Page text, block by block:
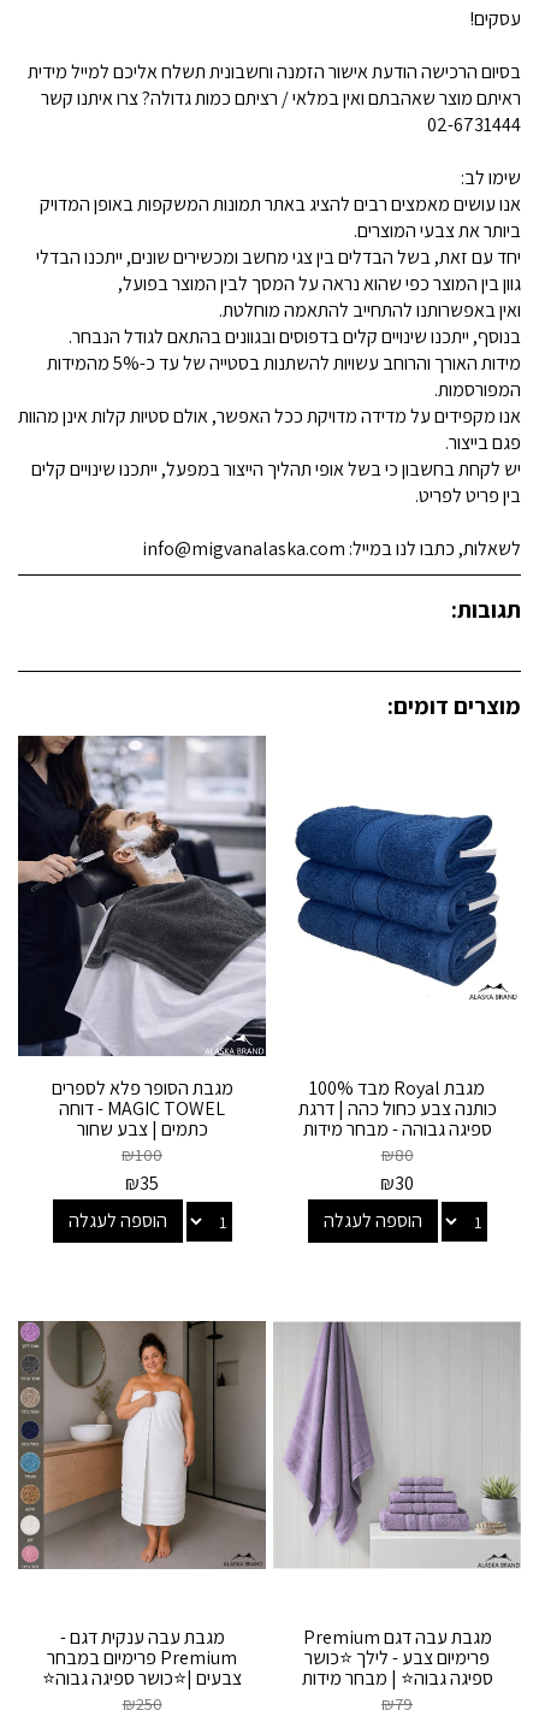
עסקים!
בסיום הרכישה הודעת אישור הזמנה וחשבונית תשלח אליכם למייל מידית
ראיתם מוצר שאהבתם ואין במלאי / רציתם כמות גדולה? צרו איתנו קשר
02-6731444
שימו לב:
אנו עושים מאמצים רבים להציג באתר תמונות המשקפות באופן המדויק
ביותר את צבעי המוצרים.
יחד עם זאת, בשל הבדלים בין צגי מחשב ומכשירים שונים, ייתכנו הבדלי
גוון בין המוצר כפי שהוא נראה על המסך לבין המוצר בפועל,
ואין באפשרותנו להתחייב להתאמה מוחלטת.
בנוסף, ייתכנו שינויים קלים בדפוסים ובגוונים בהתאם לגודל הנבחר.
מידות האורך והרוחב עשויות להשתנות בסטייה של עד כ-5% מהמידות
המפורסמות.
אנו מקפידים על מדידה מדויקת ככל האפשר, אולם סטיות קלות אינן מהוות
פגם בייצור.
יש לקחת בחשבון כי בשל אופי תהליך הייצור במפעל, ייתכנו שינויים קלים
בין פריט לפריט.
לשאלות, כתבו לנו במייל: info@migvanalaska.com
תגובות:
מוצרים דומים:
מגבת Royal מבד 100%
כותנה צבע כחול כהה | דרגת
ספיגה גבוהה - מבחר מידות
₪80
₪30
הוספה לעגלה
מגבת הסופר פלא לספרים
MAGIC TOWEL - דוחה
כתמים | צבע שחור
₪100
₪35
הוספה לעגלה
מגבת עבה דגם Premium
פרימיום צבע - לילך ⭐כושר
ספיגה גבוה⭐ | מבחר מידות
₪79
מגבת עבה ענקית דגם -
Premium פרימיום במבחר
צבעים |⭐כושר ספיגה גבוה⭐
₪250